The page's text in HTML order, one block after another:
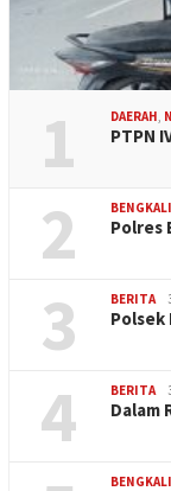
1 DAERAH,
PTPN
2 Polres
3 BERITA
Polsek
4 BERITA
Dalam